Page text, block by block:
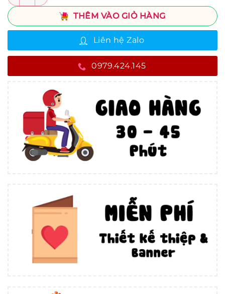
THÊM VÀO GIỎ HÀNG
Liên hệ Zalo
0979.424.145